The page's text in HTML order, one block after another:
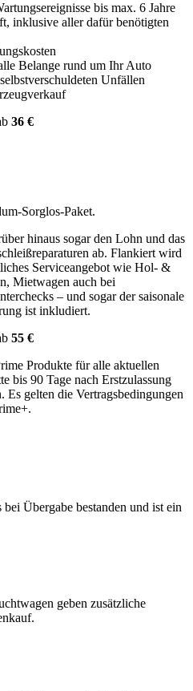
bis max. 6 Jahre
inklusive aller dafür benötigten
Belange rund um Ihr Auto
Unfällen
36 €
Sorglos-Paket.
hinaus sogar den Lohn und das
ab. Flankiert wird
Serviceangebot wie Hol- &
Mietwagen auch bei
– und sogar der saisonale
ist inkludiert.
55 €
Produkte für alle aktuellen
bis 90 Tage nach Erstzulassung
Es gelten die Vertragsbedingungen
Übergabe bestanden und ist ein
geben zusätzliche